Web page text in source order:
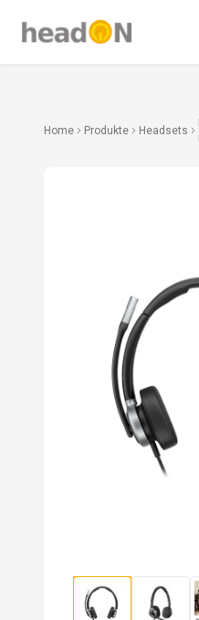
Home Produkte Headsets